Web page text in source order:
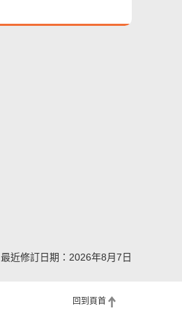
最近修訂日期：2026年8月7日
回到頁首